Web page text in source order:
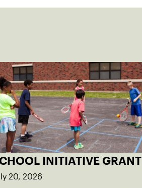
INITIATIVE GRANT
20, 2026